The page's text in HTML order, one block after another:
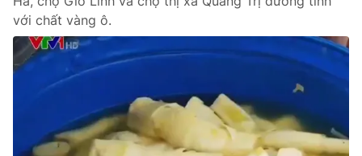
với chất vàng ô.